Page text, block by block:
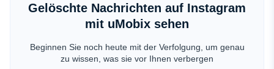
Gelöschte Nachrichten auf Instagram
mit uMobix sehen
Beginnen Sie noch heute mit der Verfolgung, um genau
zu wissen, was sie vor Ihnen verbergen